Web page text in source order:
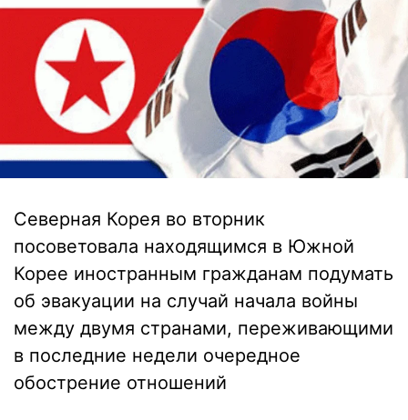
Северная Корея во вторник
посоветовала находящимся в Южной
Корее иностранным гражданам подумать
об эвакуации на случай начала войны
между двумя странами, переживающими
в последние недели очередное
обострение отношений